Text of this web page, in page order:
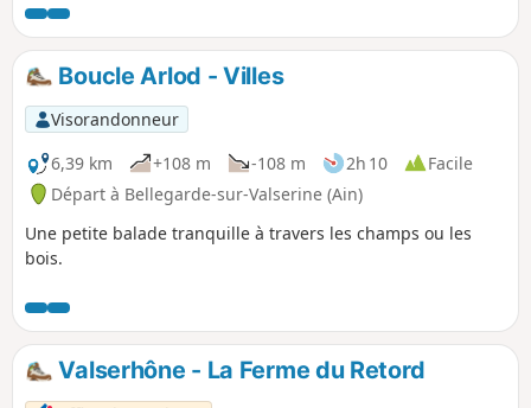
Mandeure (Doubs) à Culoz (Ain) en 15 à 20 jours, traversant
les Montagnes du Jura et le Parc Naturel Régional du Haut-
Jura. Le parcours, proposé ici, correspond à la seconde
moitié de l'itinéraire.
Boucle Arlod - Villes
Visorandonneur
6,39 km
+108 m -108 m 2h 10
Facile
Départ à Bellegarde-sur-Valserine (Ain)
Une petite balade tranquille à travers les champs ou les
bois.
Valserhône - La Ferme du Retord